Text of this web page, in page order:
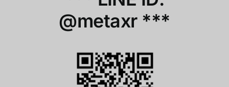
@metaxr***